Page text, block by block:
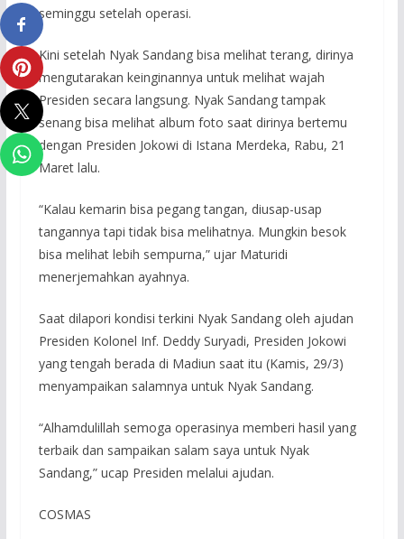
seminggu setelah operasi.
Kini setelah Nyak Sandang bisa melihat terang, dirinya
mengutarakan keinginannya untuk melihat wajah
Presiden secara langsung. Nyak Sandang tampak
senang bisa melihat album foto saat dirinya bertemu
dengan Presiden Jokowi di Istana Merdeka, Rabu, 21
Maret lalu.
“Kalau kemarin bisa pegang tangan, diusap-usap
tangannya tapi tidak bisa melihatnya. Mungkin besok
bisa melihat lebih sempurna,” ujar Maturidi
menerjemahkan ayahnya.
Saat dilapori kondisi terkini Nyak Sandang oleh ajudan
Presiden Kolonel Inf. Deddy Suryadi, Presiden Jokowi
yang tengah berada di Madiun saat itu (Kamis, 29/3)
menyampaikan salamnya untuk Nyak Sandang.
“Alhamdulillah semoga operasinya memberi hasil yang
terbaik dan sampaikan salam saya untuk Nyak
Sandang,” ucap Presiden melalui ajudan.
COSMAS